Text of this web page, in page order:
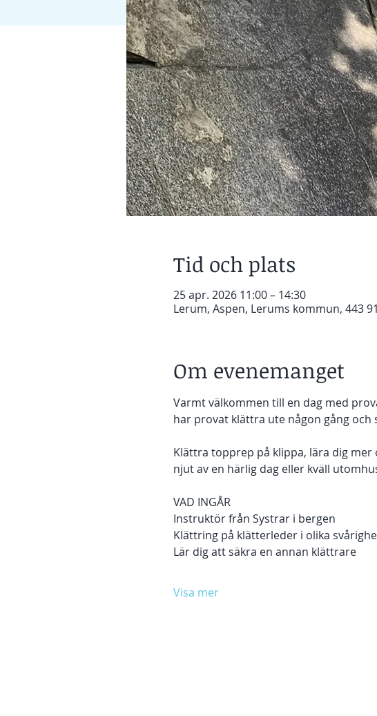
Tid och plats
25 apr. 2026 11:00 – 14:30
Lerum, Aspen, Lerums kommun, 443
Om evenemanget
Varmt välkommen till en dag med
har provat klättra ute någon gång
Klättra topprep på klippa, lära dig
njut av en härlig dag eller kväll
VAD INGÅR
Instruktör från Systrar i bergen
Klättring på klätterleder i olika
Lär dig att säkra en annan klättrare
Visa mer